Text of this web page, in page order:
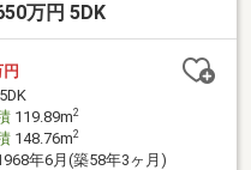
万円 5DK
5DK
119.89m2
148.76m2
年6月(築58年3ヶ月)